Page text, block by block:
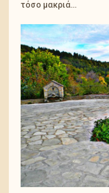
τόσο μακριά…